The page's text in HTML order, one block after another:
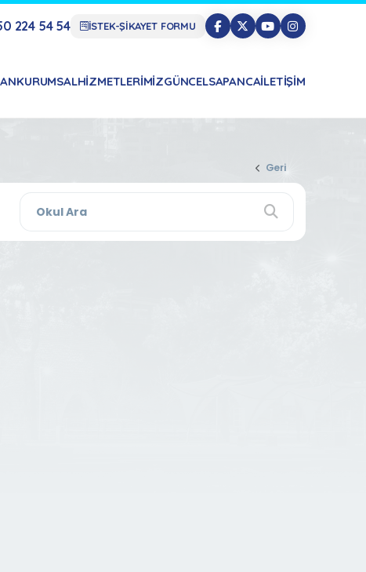
224 54 54 İSTEK-ŞİKAYET FORMU
KURUMSALHIZMETLERIMIZGÜNCELSAPANCAİLETIŞIM
Geri